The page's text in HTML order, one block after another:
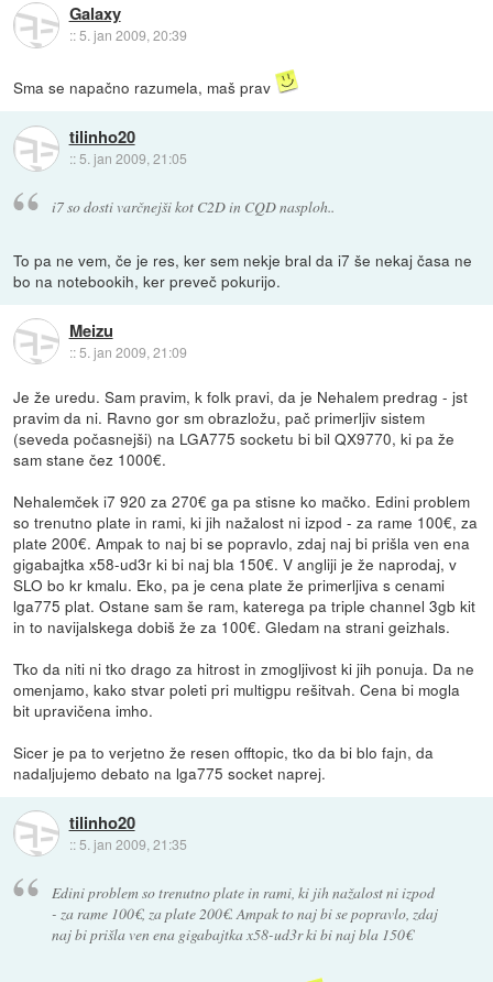
Galaxy
::5. jan 2009, 20:39
Sma se napačno razumela, maš prav
tilinho20
:: 5. jan 2009, 21:05
i7 so dosti varčnejši kot C2D in CQD nasploh..
To pa ne vem, če je res, ker sem nekje bral da i7 še nekaj časa ne
bo na notebookih, ker preveč pokurijo.
Meizu
::5. jan 2009, 21:09
Je že uredu. Sam pravim, k folk pravi, da je Nehalem predrag - jst
pravim da ni. Ravno gor sm obrazložu, pač primerljiv sistem
(seveda počasnejši) na LGA775 socketu bi bil QX9770, ki pa že
sam stane čez 1000€.
Nehalemček i7 920 za 270€ ga pa stisne ko mačko. Edini problem
so trenutno plate in rami, ki jih nažalost ni izpod - za rame 100€, za
plate 200€. Ampak to naj bi se popravlo, zdaj naj bi prišla ven ena
gigabajtka x58-ud3r ki bi naj bla 150€. V angliji je že naprodaj, v
SLO bo kr kmalu. Eko, pa je cena plate že primerljiva s cenami
lga775 plat. Ostane sam še ram, katerega pa triple channel 3gb kit
in to navijalskega dobiš že za 100€. Gledam na strani geizhals.
Tko da niti ni tko drago za hitrost in zmogljivost ki jih ponuja. Da ne
omenjamo, kako stvar poleti pri multigpu rešitvah. Cena bi mogla
bit upravičena imho.
Sicer je pa to verjetno že resen offtopic, tko da bi blo fajn, da
nadaljujemo debato na lga775 socket naprej.
tilinho20
:: 5. jan 2009, 21:35
Edini problem so trenutno plate in rami, ki jih nažalost ni izpod
- za rame 100€, za plate 200€. Ampak to naj bi se popravlo, zdaj
naj bi prišla ven ena gigabajtka x58-ud3r ki bi naj bla 150€